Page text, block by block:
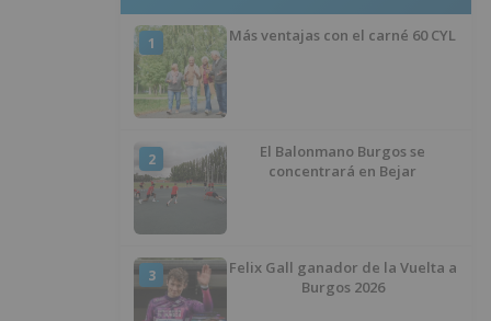
1 Más ventajas con el carné 60 CYL
2
El Balonmano Burgos se
concentrará en Bejar
3
Felix Gall ganador de la Vuelta a
Burgos 2026